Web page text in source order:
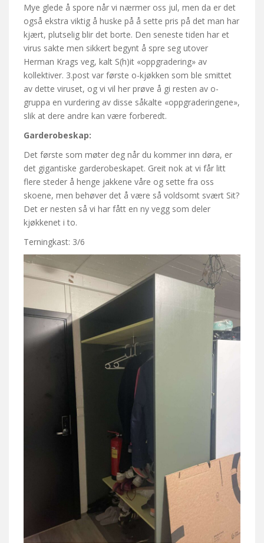
Mye glede å spore når vi nærmer oss jul, men da er det
også ekstra viktig å huske på å sette pris på det man har
kjært, plutselig blir det borte. Den seneste tiden har et
virus sakte men sikkert begynt å spre seg utover
Herman Krags veg, kalt S(h)it «oppgradering» av
kollektiver. 3.post var første o-kjøkken som ble smittet
av dette viruset, og vi vil her prøve å gi resten av o-
gruppa en vurdering av disse såkalte «oppgraderingene»,
slik at dere andre kan være forberedt.
Garderobeskap:
Det første som møter deg når du kommer inn døra, er
det gigantiske garderobeskapet. Greit nok at vi får litt
flere steder å henge jakkene våre og sette fra oss
skoene, men behøver det å være så voldsomt svært Sit?
Det er nesten så vi har fått en ny vegg som deler
kjøkkenet i to.
Terningkast: 3/6